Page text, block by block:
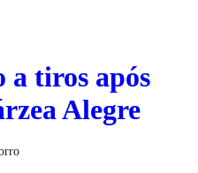
a tiros após
Alegre